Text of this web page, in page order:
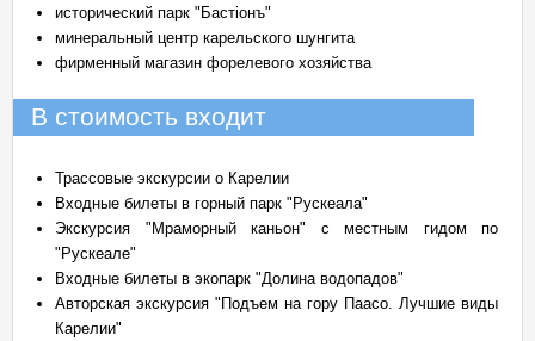
исторический парк "Бастiонъ"
минеральный центр карельского шунгита
фирменный магазин форелевого хозяйства
В стоимость входит
Трассовые экскурсии о Карелии
Входные билеты в горный парк "Рускеала"
Экскурсия "Мраморный каньон" с местным гидом по
"Рускеале"
Входные билеты в экопарк "Долина водопадов"
Авторская экскурсия "Подъем на гору Паасо. Лучшие виды
Карелии"